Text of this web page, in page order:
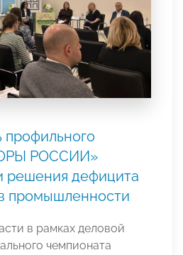
профильного
РОССИИ»
решения дефицита
промышленности
в рамках деловой
чемпионата